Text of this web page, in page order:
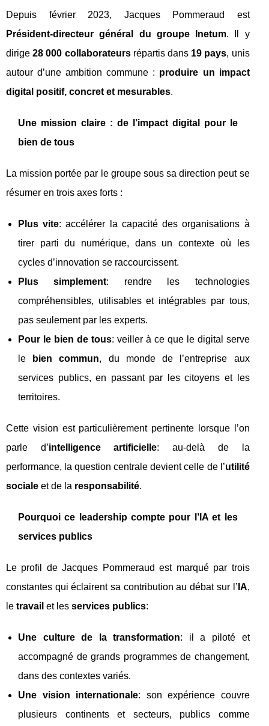
Depuis février 2023, Jacques Pommeraud est
Président‑directeur général du groupe Inetum. Il y
dirige28 000 collaborateursrépartis dans 19 pays, unis
autour d’une ambition commune : produire un impact
digital positif, concret et mesurables.
Une mission claire : de l’impact digital pour le
bien de tous
La mission portée par le groupe sous sa direction peut se
résumer en trois axes forts :
Plus vite: accélérer la capacité des organisations à
tirer parti du numérique, dans un contexte où les
cycles d’innovation se raccourcissent.
Plus simplement: rendre les technologies
compréhensibles, utilisables et intégrables par tous,
pas seulement par les experts.
Pour le bien de tous: veiller à ce que le digital serve
le
bien commun, du monde de l’entreprise aux
services publics, en passant par les citoyens et les
territoires.
Cette vision est particulièrement pertinente lorsque l’on
parle d’intelligence artificielle: au‑delà de la
performance, la question centrale devient celle de l’utilité
sociale et de la responsabilité.
Pourquoi ce leadership compte pour l’IA et les
services publics
Le profil de Jacques Pommeraud est marqué par trois
constantes qui éclairent sa contribution au débat sur l’ IA,
le travail et les services publics:
Une culture de la transformation: il a piloté et
accompagné de grands programmes de changement,
dans des contextes variés.
Une vision internationale: son expérience couvre
plusieurs continents et secteurs, publics comme